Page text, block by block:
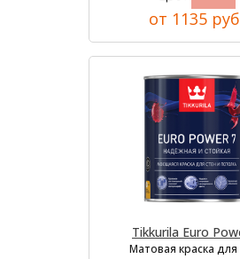
от 1135
Tikkurila Euro
Матовая краска для